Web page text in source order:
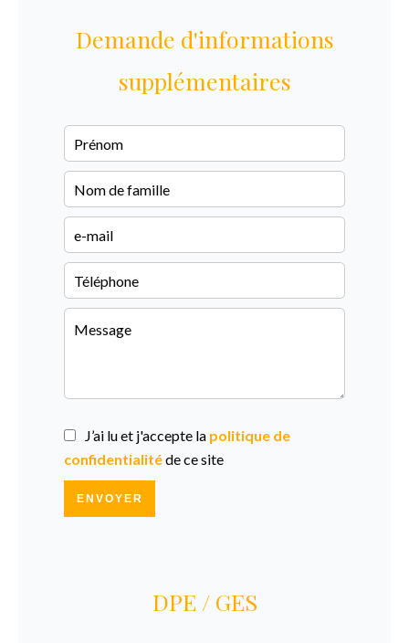
Demande d'informations
supplémentaires
J’ai lu et j'accepte la politique de
confidentialitéde ce site
ENVOYER
DPE / GES